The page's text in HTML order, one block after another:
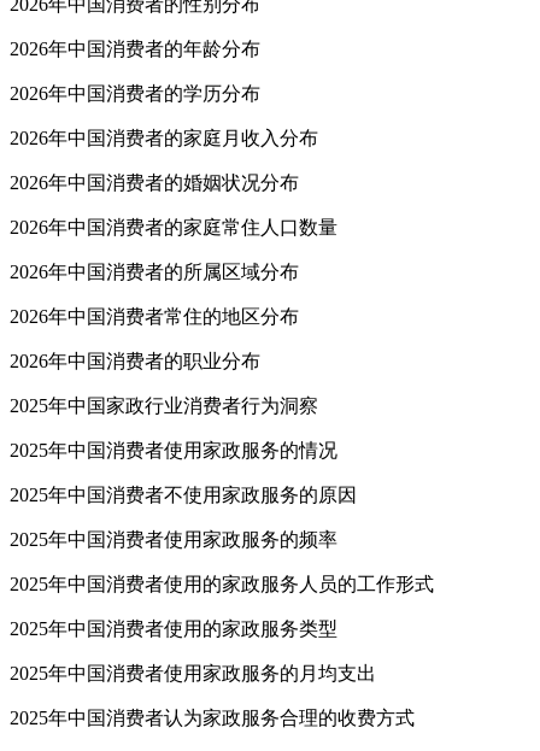
2026年中国消费者的性别分布
2026年中国消费者的年龄分布
2026年中国消费者的学历分布
2026年中国消费者的家庭月收入分布
2026年中国消费者的婚姻状况分布
2026年中国消费者的家庭常住人口数量
2026年中国消费者的所属区域分布
2026年中国消费者常住的地区分布
2026年中国消费者的职业分布
2025年中国家政行业消费者行为洞察
2025年中国消费者使用家政服务的情况
2025年中国消费者不使用家政服务的原因
2025年中国消费者使用家政服务的频率
2025年中国消费者使用的家政服务人员的工作形式
2025年中国消费者使用的家政服务类型
2025年中国消费者使用家政服务的月均支出
2025年中国消费者认为家政服务合理的收费方式